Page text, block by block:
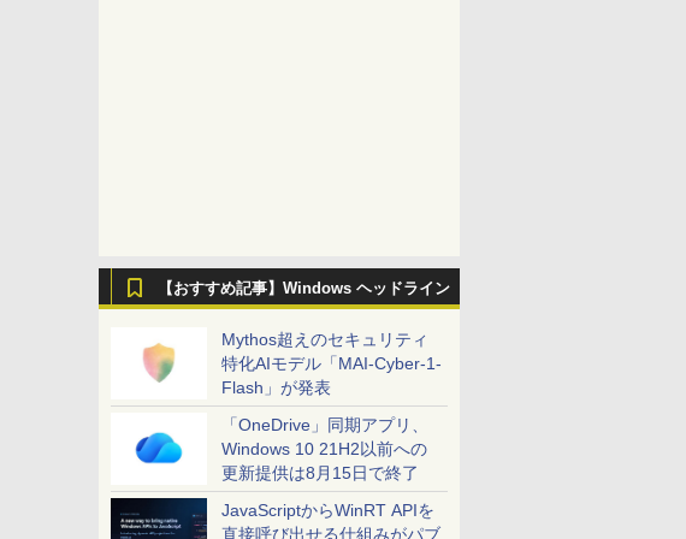
【おすすめ記事】Windows ヘッドライン
Mythos超えのセキュリティ
特化AIモデル「MAI-Cyber-1-
Flash」が発表
「OneDrive」同期アプリ、
Windows 10 21H2以前への
更新提供は8月15日で終了
JavaScriptからWinRT APIを
直接呼び出せる仕組みがパブ